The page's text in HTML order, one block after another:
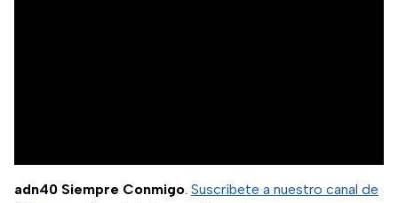
adn40 Siempre Conmigo. Suscríbete a nuestro canal de